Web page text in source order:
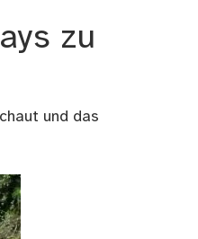
zu
und das